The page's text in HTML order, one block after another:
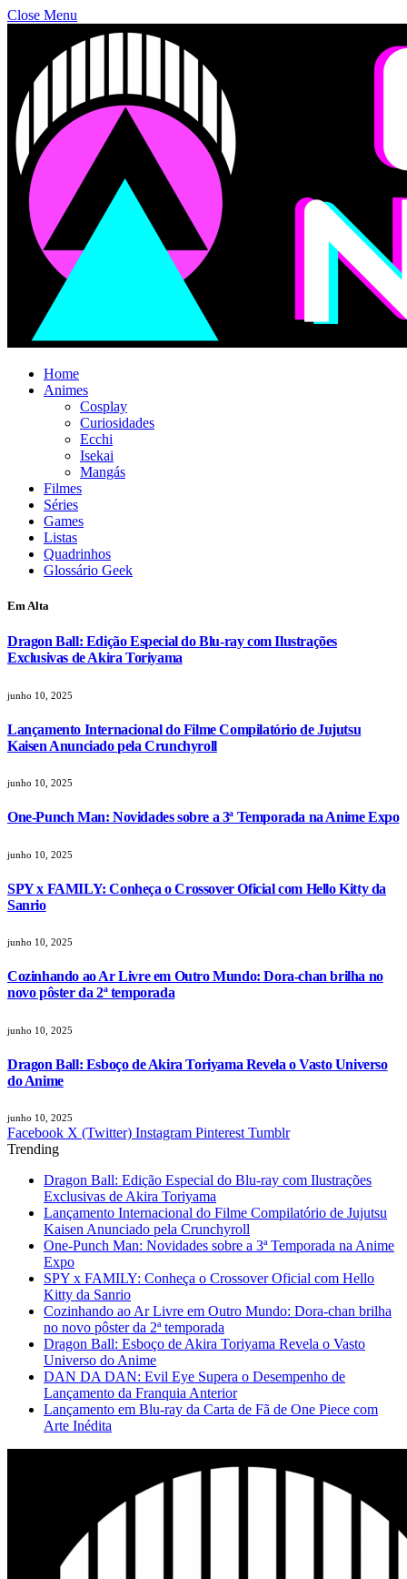
Close Menu
Home
Animes
Cosplay
Curiosidades
Ecchi
Isekai
Mangás
Filmes
Séries
Games
Listas
Quadrinhos
Glossário Geek
Em Alta
Dragon Ball: Edição Especial do Blu-ray com Ilustrações
Exclusivas de Akira Toriyama
junho 10, 2025
Lançamento Internacional do Filme Compilatório de Jujutsu
Kaisen Anunciado pela Crunchyroll
junho 10, 2025
One-Punch Man: Novidades sobre a 3ª Temporada na Anime Expo
junho 10, 2025
SPY x FAMILY: Conheça o Crossover Oficial com Hello Kitty da
Sanrio
junho 10, 2025
Cozinhando ao Ar Livre em Outro Mundo: Dora-chan brilha no
novo pôster da 2ª temporada
junho 10, 2025
Dragon Ball: Esboço de Akira Toriyama Revela o Vasto Universo
do Anime
junho 10, 2025
Facebook X (Twitter) Instagram Pinterest Tumblr
Trending
Dragon Ball: Edição Especial do Blu-ray com Ilustrações
Exclusivas de Akira Toriyama
Lançamento Internacional do Filme Compilatório de Jujutsu
Kaisen Anunciado pela Crunchyroll
One-Punch Man: Novidades sobre a 3ª Temporada na Anime
Expo
SPY x FAMILY: Conheça o Crossover Oficial com Hello
Kitty da Sanrio
Cozinhando ao Ar Livre em Outro Mundo: Dora-chan brilha
no novo pôster da 2ª temporada
Dragon Ball: Esboço de Akira Toriyama Revela o Vasto
Universo do Anime
DAN DA DAN: Evil Eye Supera o Desempenho de
Lançamento da Franquia Anterior
Lançamento em Blu-ray da Carta de Fã de One Piece com
Arte Inédita